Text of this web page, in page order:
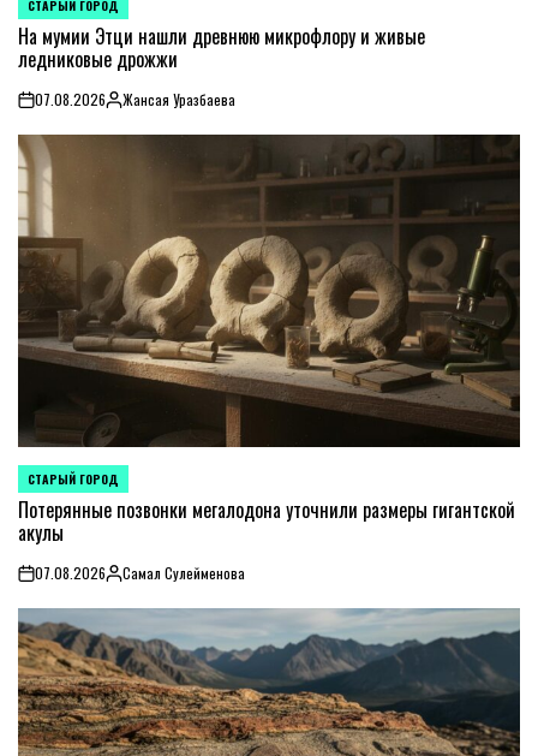
POSTED
IN
СТАРЫЙ ГОРОД
На мумии Этци нашли древнюю микрофлору и живые
ледниковые дрожжи
on07.08.2026PostedЖансая Уразбаева
POSTED
IN
СТАРЫЙ ГОРОД
Потерянные позвонки мегалодона уточнили размеры гигантской
акулы
on07.08.2026PostedСамал Сулейменова